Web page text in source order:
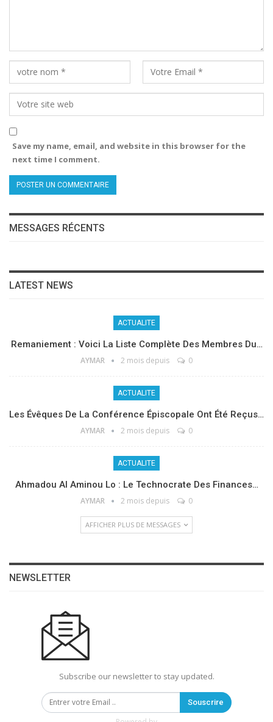
Save my name, email, and website in this browser for the
next time I comment.
MESSAGES RÉCENTS
LATEST NEWS
ACTUALITE
Remaniement : Voici La Liste Complète Des Membres Du…
AYMAR 2 mois depuis 0
ACTUALITE
Les Évêques De La Conférence Épiscopale Ont Été Reçus…
AYMAR 2 mois depuis 0
ACTUALITE
Ahmadou Al Aminou Lo : Le Technocrate Des Finances…
AYMAR 2 mois depuis 0
AFFICHER PLUS DE MESSAGES
NEWSLETTER
Subscribe our newsletter to stay updated.
Souscrire